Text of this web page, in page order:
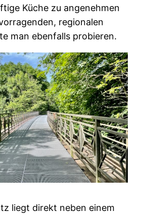
Küche zu angenehmen
regionalen
man ebenfalls probieren.
liegt direkt neben einem